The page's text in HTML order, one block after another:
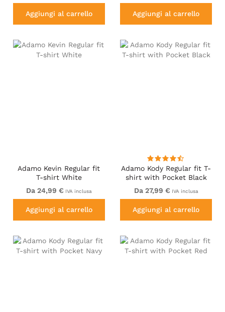
Aggiungi al carrello Aggiungi al carrello
Adamo Kevin Regular fit
T-shirt White
Da 24,99 € IVA inclusa
Aggiungi al carrello
Adamo Kody Regular fit T-
shirt with Pocket Black
Da 27,99 € IVA inclusa
Aggiungi al carrello